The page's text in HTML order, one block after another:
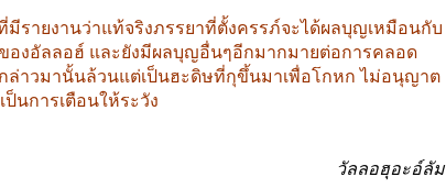
รายงานว่าแท้จริงภรรยาที่ตั้งครรภ์จะได้ผลบุญเหมือนกับ
องอัลลอฮ์ และยังมีผลบุญอื่นๆอีกมากมายต่อการคลอด
าวมานั้นล้วนแต่เป็นฮะดิษที่กุขึ้นมาเพื่อโกหก ไม่อนุญาต
ป็นการเตือนให้ระวัง
วัลลอฮุอะอ์ลัม